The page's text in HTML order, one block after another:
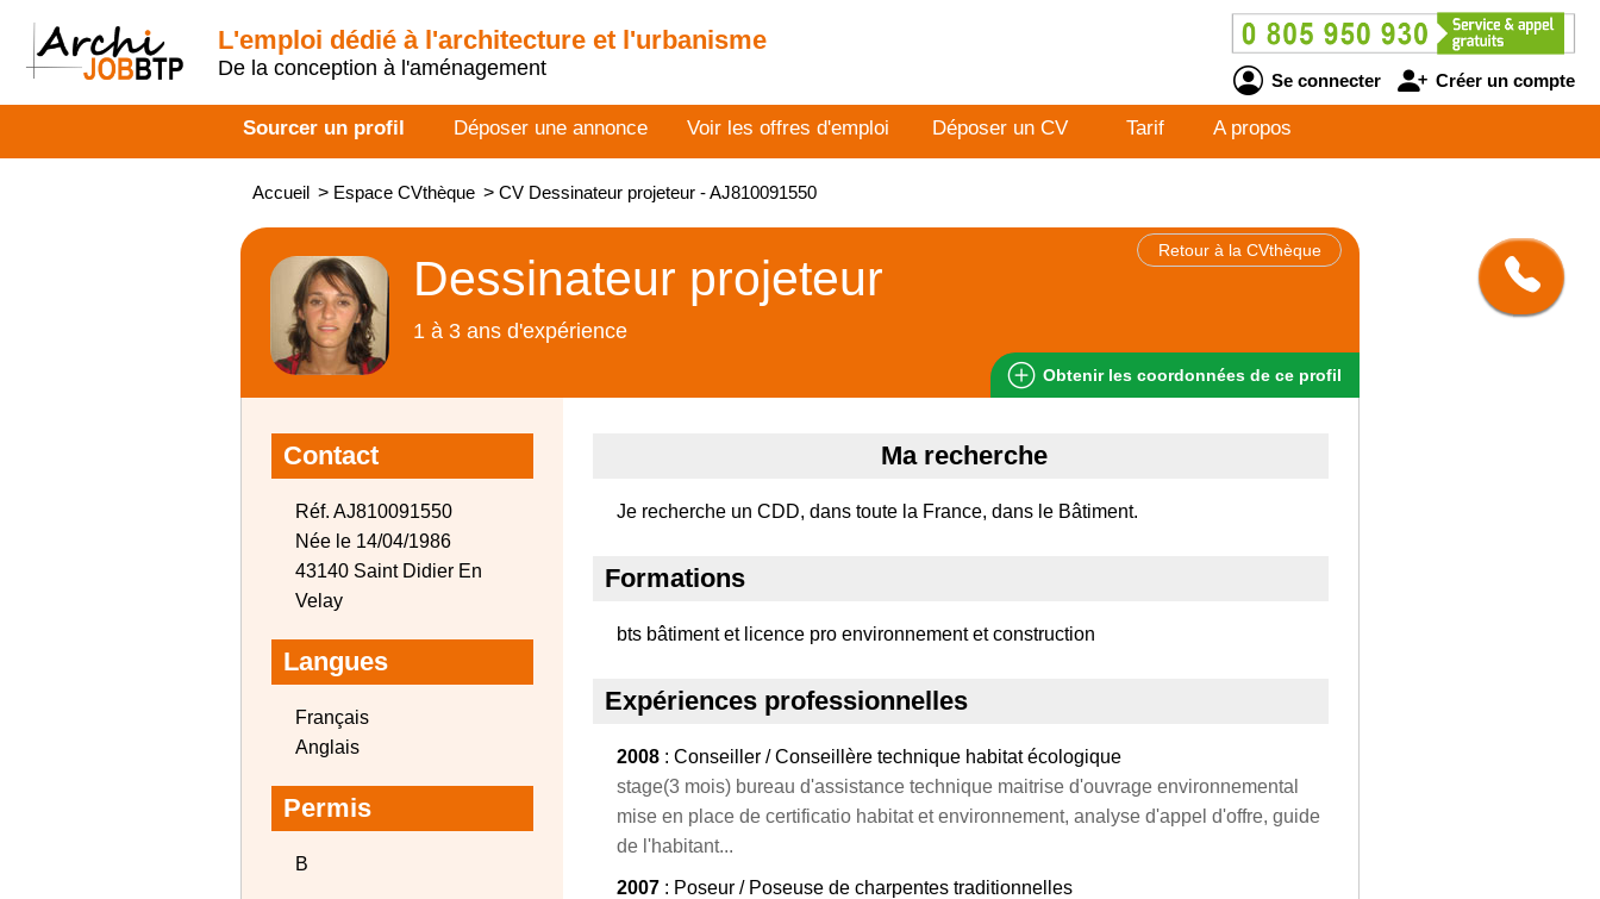
L'emploi dédié à l'architecture et l'urbanisme
De la conception à l'aménagement
Se connecter Créer un compte
Sourcer un profil Déposer une annonce Voir les offres d'emploi Déposer un CV Tarif A propos
Accueil > Espace CVthèque > CV Dessinateur projeteur - AJ810091550
Retour à la CVthèque
Dessinateur projeteur
1 à 3 ans d'expérience
Obtenir les coordonnées de ce profil
Contact
Réf. AJ810091550
Née le 14/04/1986
43140 Saint Didier En
Velay
Langues
Français
Anglais
Permis
B
Ma recherche
Je recherche un CDD, dans toute la France, dans le Bâtiment.
Formations
bts bâtiment et licence pro environnement et construction
Expériences professionnelles
2008 : Conseiller / Conseillère technique habitat écologique
stage(3 mois) bureau d'assistance technique maitrise d'ouvrage environnemental
mise en place de certificatio habitat et environnement, analyse d'appel d'offre, guide
de l'habitant...
2007 : Poseur / Poseuse de charpentes traditionnelles